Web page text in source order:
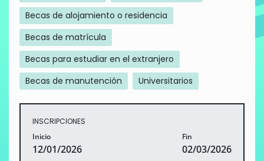
Becas de alojamiento o residencia
Becas de matrícula
Becas para estudiar en el extranjero
Becas de manutención
Universitarios
INSCRIPCIONES
Inicio
12/01/2026
Fin
02/03/2026